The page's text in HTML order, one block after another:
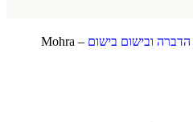
הדברה ובישום בישום Mohra –